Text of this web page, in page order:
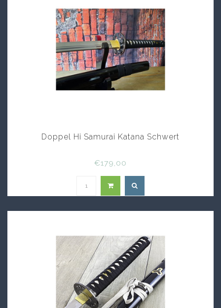
Doppel Hi Samurai Katana Schwert
€179,00